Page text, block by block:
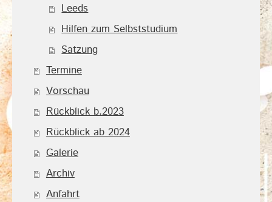
Leeds
Hilfen zum Selbststudium
Satzung
Termine
Vorschau
Rückblick b.2023
Rückblick ab 2024
Galerie
Archiv
Anfahrt